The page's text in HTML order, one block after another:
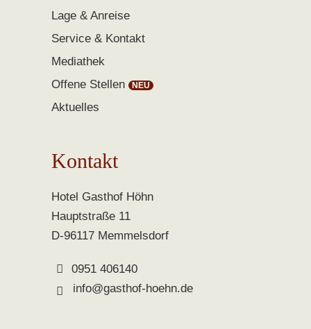
Lage & Anreise
Service & Kontakt
Mediathek
Offene Stellen
Aktuelles
Kontakt
Hotel Gasthof Höhn
Hauptstraße 11
D-96117 Memmelsdorf
0951 406140
info@gasthof-hoehn.de